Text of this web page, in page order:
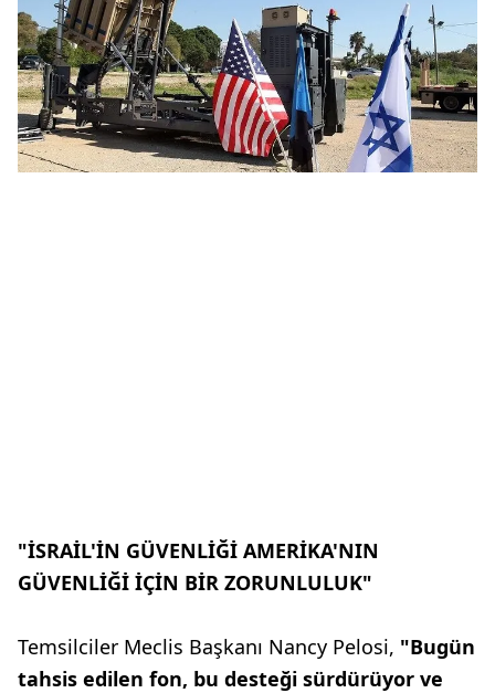
"İSRAİL'İN GÜVENLİĞİ AMERİKA'NIN
GÜVENLİĞİ İÇİN BİR ZORUNLULUK"
Temsilciler Meclis Başkanı Nancy Pelosi, "Bugün
tahsis edilen fon, bu desteği sürdürüyor ve